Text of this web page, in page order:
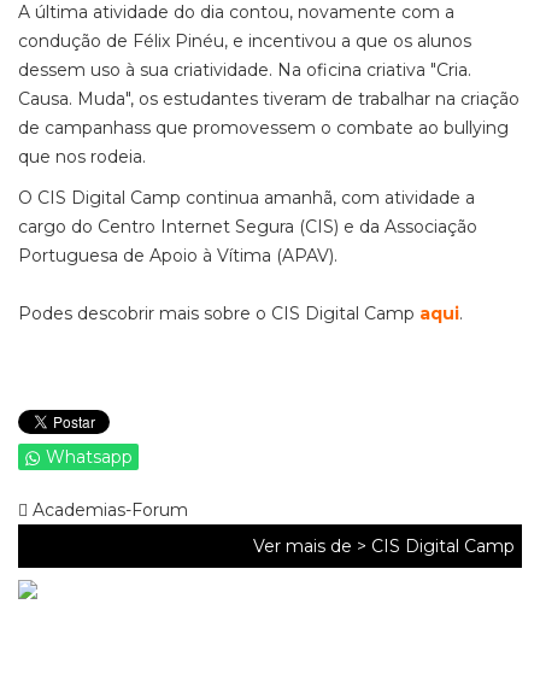
A última atividade do dia contou, novamente com a
condução de Félix Pinéu, e incentivou a que os alunos
dessem uso à sua criatividade. Na oficina criativa "Cria.
Causa. Muda", os estudantes tiveram de trabalhar na criação
de campanhass que promovessem o combate ao bullying
que nos rodeia.
O CIS Digital Camp continua amanhã, com atividade a
cargo do Centro Internet Segura (CIS) e da Associação
Portuguesa de Apoio à Vítima (APAV).
Podes descobrir mais sobre o CIS Digital Camp aqui.
Whatsapp
Academias-Forum
Ver mais de > CIS Digital Camp